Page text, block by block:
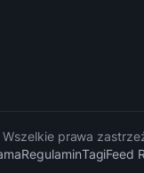
prawa
RegulaminTagiFeed